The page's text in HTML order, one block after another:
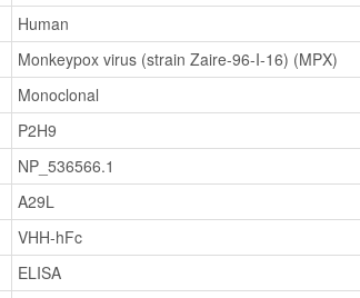
Human
Monkeypox virus (strain Zaire-96-I-16) (MPX)
Monoclonal
P2H9
NP_536566.1
A29L
VHH-hFc
ELISA